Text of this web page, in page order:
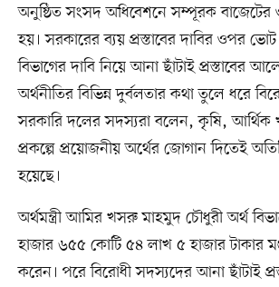
অনুষ্ঠিত সংসদ অধিবেশনে সম্পূরক
হয়। সরকারের ব্যয় প্রস্তাবের দাবির ওপর
বিভাগের দাবি নিয়ে আনা ছাঁটাই প্রস্তাবের
অর্থনীতির বিভিন্ন দুর্বলতার কথা তুলে ধরে
সরকারি দলের সদস্যরা বলেন, কৃষি, আর্থিক
প্রকল্পে প্রয়োজনীয় অর্থের জোগান দিতেই
হয়েছে।
অর্থমন্ত্রী আমির খসরু মাহমুদ চৌধুরী অর্থ
হাজার ৬৫৫ কোটি ৫৪ লাখ ৫ হাজার টাকার
করেন। পরে বিরোধী সদস্যদের আনা ছাঁটাই